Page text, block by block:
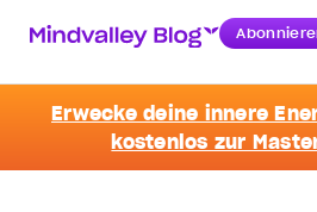
Erwecke deine innere
kostenlos zur